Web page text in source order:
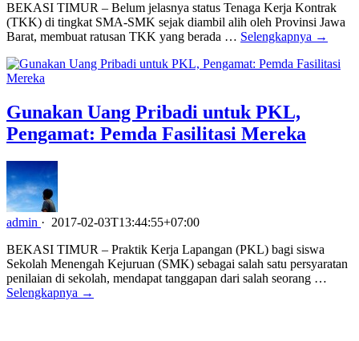
BEKASI TIMUR – Belum jelasnya status Tenaga Kerja Kontrak
(TKK) di tingkat SMA-SMK sejak diambil alih oleh Provinsi Jawa
Barat, membuat ratusan TKK yang berada … Selengkapnya →
Gunakan Uang Pribadi untuk PKL,
Pengamat: Pemda Fasilitasi Mereka
admin · 2017-02-03T13:44:55+07:00
BEKASI TIMUR – Praktik Kerja Lapangan (PKL) bagi siswa
Sekolah Menengah Kejuruan (SMK) sebagai salah satu persyaratan
penilaian di sekolah, mendapat tanggapan dari salah seorang …
Selengkapnya →